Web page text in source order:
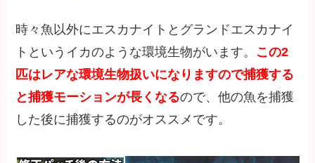
時々魚以外にエスカナイトとグランドエスカナイ
トというイカのような環境生物がいます。 この2
匹はレアな環境生物扱いになりますので捕獲する
と捕獲モーションが長くなるので、他の魚を捕獲
した後に捕獲するのがオススメです。